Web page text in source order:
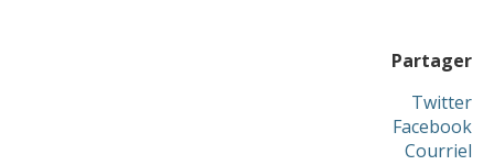
Partager
Twitter
Facebook
Courriel